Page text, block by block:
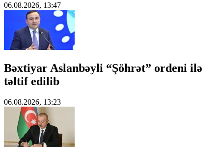
06.08.2026, 13:47
Bəxtiyar Aslanbəyli “Şöhrət” ordeni ilə
təltif edilib
06.08.2026, 13:23